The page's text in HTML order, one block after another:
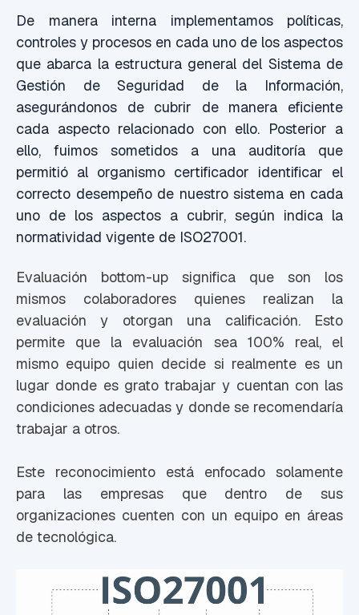
De manera interna implementamos políticas,
controles y procesos en cada uno de los aspectos
que abarca la estructura general del Sistema de
Gestión de Seguridad de la Información,
asegurándonos de cubrir de manera eficiente
cada aspecto relacionado con ello. Posterior a
ello, fuimos sometidos a una auditoría que
permitió al organismo certificador identificar el
correcto desempeño de nuestro sistema en cada
uno de los aspectos a cubrir, según indica la
normatividad vigente de ISO27001.
Evaluación bottom-up significa que son los
mismos colaboradores quienes realizan la
evaluación y otorgan una calificación. Esto
permite que la evaluación sea 100% real, el
mismo equipo quien decide si realmente es un
lugar donde es grato trabajar y cuentan con las
condiciones adecuadas y donde se recomendaría
trabajar a otros.
Este reconocimiento está enfocado solamente
para las empresas que dentro de sus
organizaciones cuenten con un equipo en áreas
de tecnológica.